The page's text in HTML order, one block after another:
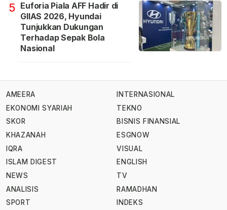
5 Euforia Piala AFF Hadir di
GIIAS 2026, Hyundai
Tunjukkan Dukungan
Terhadap Sepak Bola
Nasional
AMEERA
EKONOMI SYARIAH
SKOR
KHAZANAH
IQRA
ISLAM DIGEST
NEWS
ANALISIS
SPORT
INTERNASIONAL
TEKNO
BISNIS FINANSIAL
ESGNOW
VISUAL
ENGLISH
TV
RAMADHAN
INDEKS